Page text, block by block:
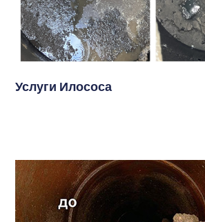
Услуги Илососа